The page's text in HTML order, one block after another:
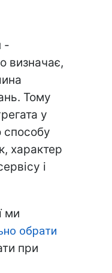
-
визначає,
Тому
у
способу
характер
і
ми
обрати
при